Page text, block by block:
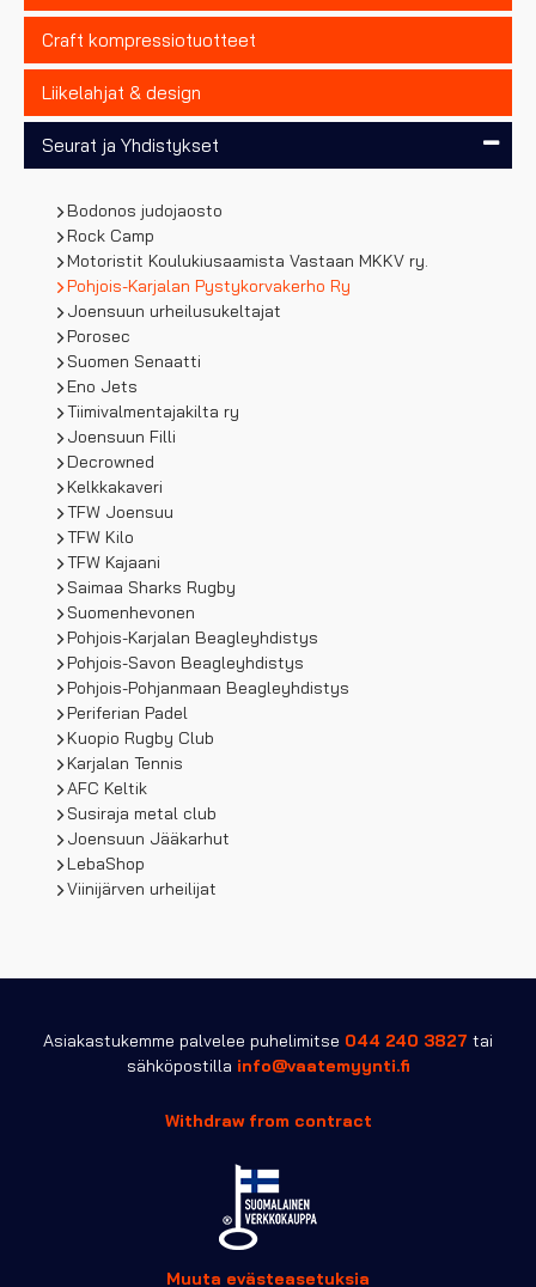
Craft kompressiotuotteet
Liikelahjat & design
Seurat ja Yhdistykset
Bodonos judojaosto
Rock Camp
Motoristit Koulukiusaamista Vastaan MKKV ry.
Pohjois-Karjalan Pystykorvakerho Ry
Joensuun urheilusukeltajat
Porosec
Suomen Senaatti
Eno Jets
Tiimivalmentajakilta ry
Joensuun Filli
Decrowned
Kelkkakaveri
TFW Joensuu
TFW Kilo
TFW Kajaani
Saimaa Sharks Rugby
Suomenhevonen
Pohjois-Karjalan Beagleyhdistys
Pohjois-Savon Beagleyhdistys
Pohjois-Pohjanmaan Beagleyhdistys
Periferian Padel
Kuopio Rugby Club
Karjalan Tennis
AFC Keltik
Susiraja metal club
Joensuun Jääkarhut
LebaShop
Viinijärven urheilijat
Asiakastukemme palvelee puhelimitse 044 240 3827 tai
sähköpostilla info@vaatemyynti.fi
Withdraw from contract
Muuta evästeasetuksia